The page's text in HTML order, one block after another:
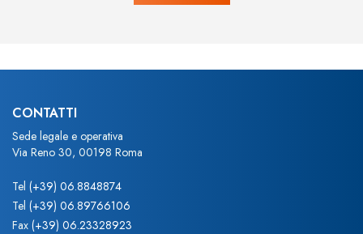
CONTATTI
Sede legale e operativa
Via Reno 30, 00198 Roma
Tel (+39) 06.8848874
Tel (+39) 06.89766106
Fax (+39) 06.23328923